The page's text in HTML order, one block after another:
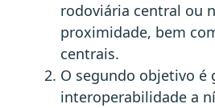
rodoviária central ou
proximidade, bem
centrais.
O segundo objetivo é
interoperabilidade a